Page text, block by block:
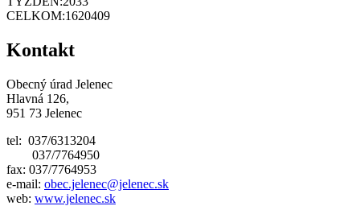
CELKOM:1620409
Kontakt
Obecný úrad Jelenec
Hlavná 126,
951 73 Jelenec
tel: 037/6313204
037/7764950
fax: 037/7764953
e-mail: obec.jelenec@jelenec.sk
web: www.jelenec.sk